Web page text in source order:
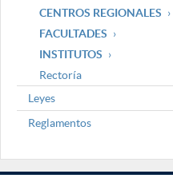
CENTROS REGIONALES
FACULTADES
INSTITUTOS
Rectoría
Leyes
Reglamentos